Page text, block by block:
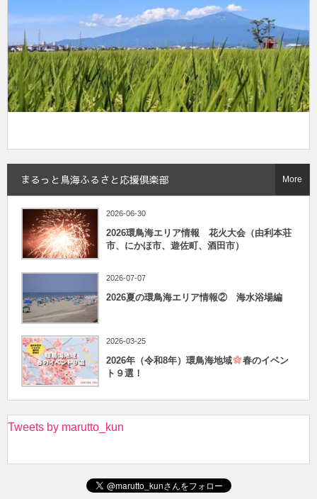
まるっと鳥海ふるさと応援倶楽部
2026-06-30
2026環鳥海エリア情報 花火大会（由利本荘
市、にかほ市、遊佐町、酒田市）
2026-07-07
2026夏の環鳥海エリア情報② 海水浴場編
2026-03-25
2026年（令和8年）環鳥海地域
春のイベン
ト９選！
More
Tweets by marutto_kun